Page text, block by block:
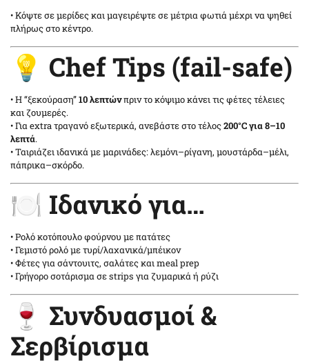
• Κόψτε σε μερίδες και μαγειρέψτε σε μέτρια φωτιά μέχρι να ψηθεί
πλήρως στο κέντρο.
💡 Chef Tips (fail-safe)
• Η “ξεκούραση”10 λεπτώνπριν το κόψιμο κάνει τις φέτες τέλειες
και ζουμερές.
• Για extra τραγανό εξωτερικά, ανεβάστε στο τέλος200°C για 8–10
λεπτά.
• Ταιριάζει ιδανικά με μαρινάδες: λεμόνι–ρίγανη, μουστάρδα–μέλι,
πάπρικα–σκόρδο.
🍽️ Ιδανικό για…
• Ρολό κοτόπουλο φούρνου με πατάτες
• Γεμιστό ρολό με τυρί/λαχανικά/μπέικον
• Φέτες για σάντουιτς, σαλάτες και meal prep
• Γρήγορο σοτάρισμα σε strips για ζυμαρικά ή ρύζι
🍷 Συνδυασμοί &
Σερβίρισμα